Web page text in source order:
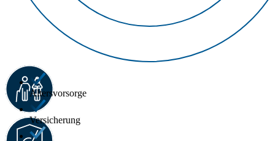
Altersvorsorge
Versicherung